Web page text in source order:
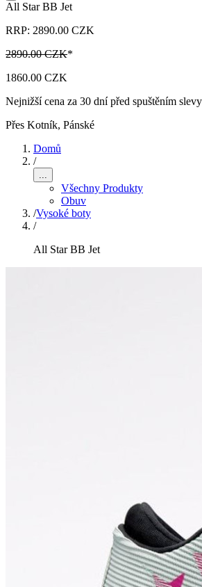
All Star BB Jet
RRP: 2890.00 CZK
2890.00 CZK*
1860.00 CZK
Nejnižší cena za 30 dní před spuštěním slevy
Přes Kotník, Pánské
Domů
/
...
Všechny Produkty
Obuv
/Vysoké boty
/
All Star BB Jet